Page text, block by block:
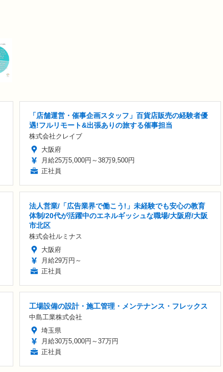
「店舗運営・催事企画スタッフ」百貨店販売の経験者優
遇!フルリモート&出張ありの旅する催事担当
株式会社クレイブ
大阪府
月給25万5,000円～38万9,500円
正社員
法人営業/「広告業界で働こう!」未経験でも安心の教育
体制/20代が活躍中のエネルギッシュな職場/大阪府/大阪
市北区
株式会社ルミナス
大阪府
月給29万円～
正社員
工場設備の設計・施工管理・メンテナンス・フレックス
中島工業株式会社
埼玉県
月給30万5,000円～37万円
正社員